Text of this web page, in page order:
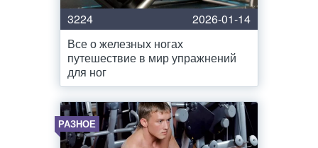
3224
2026-01-14
Все о железных ногах
путешествие в мир упражнений
для ног
РАЗНОЕ